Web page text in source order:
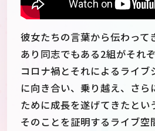
彼女たちの言葉から伝わって
あり同志でもある2組がそれ
コロナ禍とそれによるライブ
に向き合い、乗り越え、さら
ために成長を遂げてきたとい
そのことを証明するライブ空